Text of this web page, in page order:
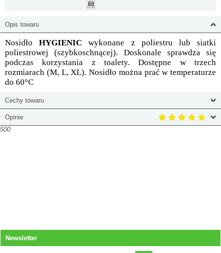
Opis towaru
NosidłoHYGIENIC wykonane z poliestru lub siatki
poliestrowej (szybkoschnącej). Doskonale sprawdza się
podczas korzystania z toalety. Dostępne w trzech
rozmiarach (M, L, XL). Nosidło można prać w temperaturze
do 60°C
Cechy towaru
Opinie
500
Newsletter